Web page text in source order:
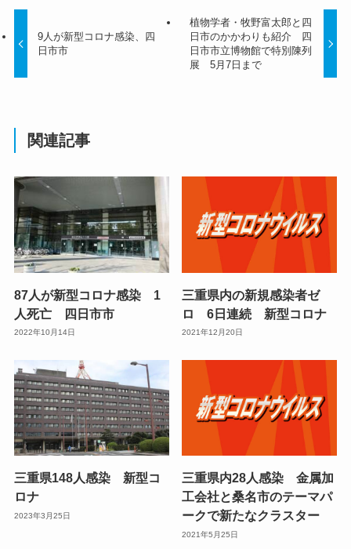
9人が新型コロナ感染、四
日市市
植物学者・牧野富太郎と四
日市のかかわりも紹介 四
日市市立博物館で特別陳列
展 5月7日まで
関連記事
87人が新型コロナ感染 1
人死亡 四日市市
2022年10月14日
三重県内の新規感染者ゼ
ロ 6日連続 新型コロナ
2021年12月20日
三重県148人感染 新型コ
ロナ
2023年3月25日
三重県内28人感染 金属加
工会社と桑名市のテーマパ
ークで新たなクラスター
2021年5月25日